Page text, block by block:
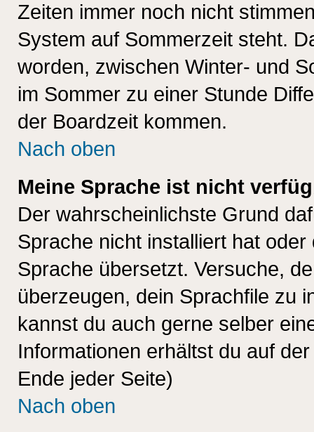
Zeiten immer noch nicht
System auf Sommerzeit steht.
worden, zwischen Winter- und
im Sommer zu einer Stunde
der Boardzeit kommen.
Nach oben
Meine Sprache ist nicht
Der wahrscheinlichste Grund
Sprache nicht installiert hat
Sprache übersetzt. Versuche,
überzeugen, dein Sprachfile zu
kannst du auch gerne selber
Informationen erhältst du auf
Ende jeder Seite)
Nach oben